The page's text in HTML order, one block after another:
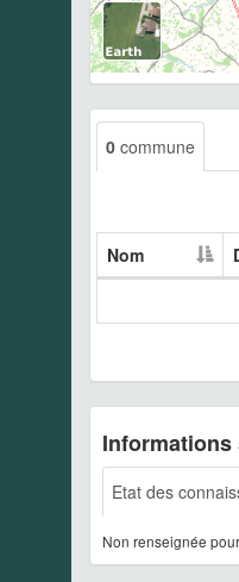
0 commune
Nom
Etat des
Non renseignée